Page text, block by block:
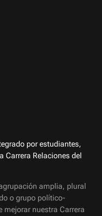
por estudiantes,
Carrera Relaciones del
amplia, plural
o grupo político-
nuestra Carrera